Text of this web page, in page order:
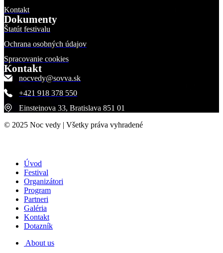
Kontakt
Dokumenty
Štatút festivalu
Ochrana osobných údajov
Spracovanie cookies
Kontakt
nocvedy@sovva.sk
+421 918 378 550
Einsteinova 33, Bratislava 851 01
© 2025 Noc vedy | Všetky práva vyhradené
Úvod
Festival
Organizátori
Program
Partneri
Galéria
Kontakt
Dotazník
About us